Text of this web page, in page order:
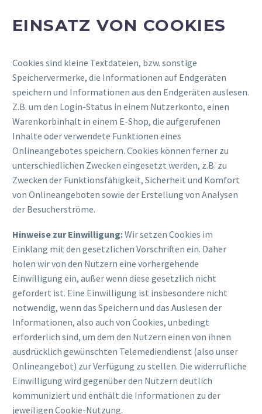
EINSATZ VON COOKIES
Cookies sind kleine Textdateien, bzw. sonstige
Speichervermerke, die Informationen auf Endgeräten
speichern und Informationen aus den Endgeräten auslesen.
Z.B. um den Login-Status in einem Nutzerkonto, einen
Warenkorbinhalt in einem E-Shop, die aufgerufenen
Inhalte oder verwendete Funktionen eines
Onlineangebotes speichern. Cookies können ferner zu
unterschiedlichen Zwecken eingesetzt werden, z.B. zu
Zwecken der Funktionsfähigkeit, Sicherheit und Komfort
von Onlineangeboten sowie der Erstellung von Analysen
der Besucherströme.
Hinweise zur Einwilligung:Wir setzen Cookies im
Einklang mit den gesetzlichen Vorschriften ein. Daher
holen wir von den Nutzern eine vorhergehende
Einwilligung ein, außer wenn diese gesetzlich nicht
gefordert ist. Eine Einwilligung ist insbesondere nicht
notwendig, wenn das Speichern und das Auslesen der
Informationen, also auch von Cookies, unbedingt
erforderlich sind, um dem den Nutzern einen von ihnen
ausdrücklich gewünschten Telemediendienst (also unser
Onlineangebot) zur Verfügung zu stellen. Die widerrufliche
Einwilligung wird gegenüber den Nutzern deutlich
kommuniziert und enthält die Informationen zu der
jeweiligen Cookie-Nutzung.